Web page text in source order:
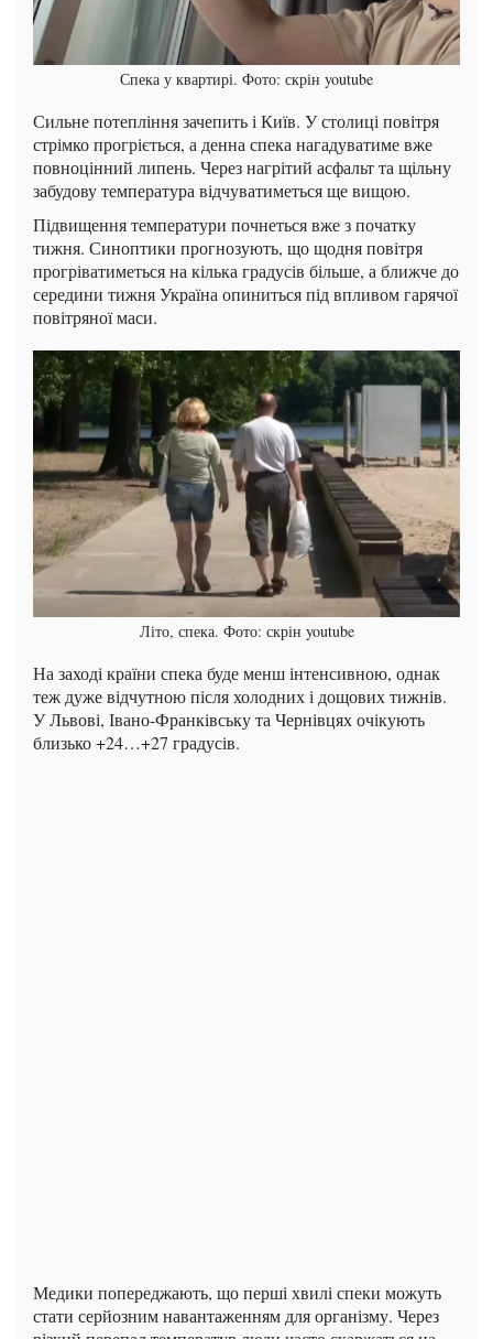
Спека у квартирі. Фото: скрін youtube
Сильне потепління зачепить і Київ. У столиці повітря
стрімко прогріється, а денна спека нагадуватиме вже
повноцінний липень. Через нагрітий асфальт та щільну
забудову температура відчуватиметься ще вищою.
Підвищення температури почнеться вже з початку
тижня. Синоптики прогнозують, що щодня повітря
прогріватиметься на кілька градусів більше, а ближче до
середини тижня Україна опиниться під впливом гарячої
повітряної маси.
Літо, спека. Фото: скрін youtube
На заході країни спека буде менш інтенсивною, однак
теж дуже відчутною після холодних і дощових тижнів.
У Львові, Івано-Франківську та Чернівцях очікують
близько +24…+27 градусів.
Медики попереджають, що перші хвилі спеки можуть
стати серйозним навантаженням для організму. Через